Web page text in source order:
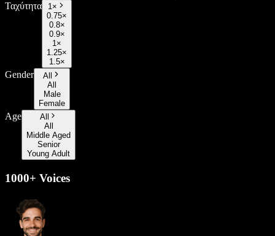
Ταχύτητα 1×
0.75×
0.8×
0.9×
1×
1.25×
1.5×
Gender
All
All
Male
Female
Age
All
All
Middle Aged
Senior
Young Adult
1000+ Voices